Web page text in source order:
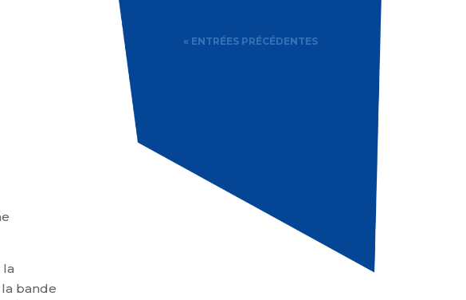
la
bande
« ENTRÉES PRÉCÉDENTES